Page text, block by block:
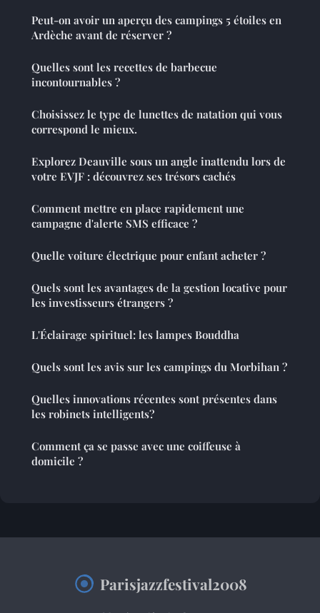
Peut-on avoir un aperçu des campings 5 étoiles en
Ardèche avant de réserver ?
Quelles sont les recettes de barbecue
incontournables ?
Choisissez le type de lunettes de natation qui vous
correspond le mieux.
Explorez Deauville sous un angle inattendu lors de
votre EVJF : découvrez ses trésors cachés
Comment mettre en place rapidement une
campagne d'alerte SMS efficace ?
Quelle voiture électrique pour enfant acheter ?
Quels sont les avantages de la gestion locative pour
les investisseurs étrangers ?
L'Éclairage spirituel: les lampes Bouddha
Quels sont les avis sur les campings du Morbihan ?
Quelles innovations récentes sont présentes dans
les robinets intelligents?
Comment ça se passe avec une coiffeuse à
domicile ?
Parisjazzfestival2008